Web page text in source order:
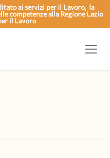
ai servizi per il Lavoro, la
competenze alla Regione Lazio
il Lavoro